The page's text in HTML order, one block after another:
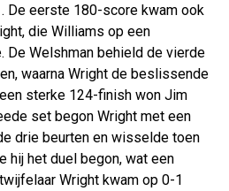
De eerste 180-score kwam ook
die Williams op een
De Welshman behield de vierde
waarna Wright de beslissende
sterke 124-finish won Jim
set begon Wright met een
drie beurten en wisselde toen
hij het duel begon, wat een
Wright kwam op 0-1